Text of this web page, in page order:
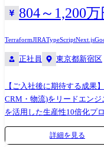
す ・開発生産性への意識が
仕様がトップダウンで降り
ーネットに貢献する」こと
804～1,200万
TerraformJIRATypeScriptNext.js
正社員 東京都新宿区
【ご入社後に期待する成果
CRM・物流)をリードエン
を活用した生産性10倍化プ
ピードと品質を両立し、チーム全
■リユースプラットフォー
詳細を見る